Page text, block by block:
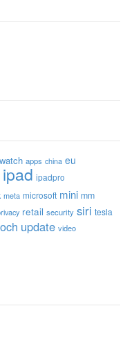
apps china eu
ipad ipadpro
meta microsoft mini mm
retail security siri tesla
update video